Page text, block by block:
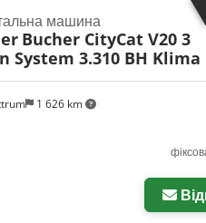
1 626 km
машина
Bucher CityCat V20 3
System 3.310 BH Klima